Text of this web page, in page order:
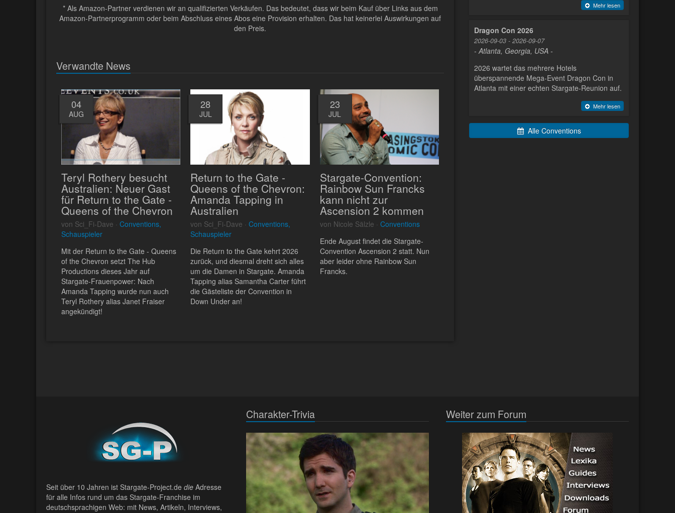
* Als Amazon-Partner verdienen wir an qualifizierten Verkäufen. Das bedeutet, dass wir beim Kauf über Links aus dem
Amazon-Partnerprogramm oder beim Abschluss eines Abos eine Provision erhalten. Das hat keinerlei Auswirkungen auf
den Preis.
Verwandte News
04
AUG
Teryl Rothery besucht
Australien: Neuer Gast
für Return to the Gate -
Queens of the Chevron
von Sci_Fi-Dave · Conventions,
Schauspieler
Mit der Return to the Gate - Queens
of the Chevron setzt The Hub
Productions dieses Jahr auf
Stargate-Frauenpower: Nach
Amanda Tapping wurde nun auch
Teryl Rothery alias Janet Fraiser
angekündigt!
28
JUL
Return to the Gate -
Queens of the Chevron:
Amanda Tapping in
Australien
von Sci_Fi-Dave ·Conventions,
Schauspieler
Die Return to the Gate kehrt 2026
zurück, und diesmal dreht sich alles
um die Damen in Stargate. Amanda
Tapping alias Samantha Carter führt
die Gästeliste der Convention in
Down Under an!
23
JUL
Stargate-Convention:
Rainbow Sun Francks
kann nicht zur
Ascension 2 kommen
von Nicole Sälzle · Conventions
Ende August findet die Stargate-
Convention Ascension 2 statt. Nun
aber leider ohne Rainbow Sun
Francks.
Mehr lesen
Dragon Con 2026
2026-09-03 - 2026-09-07
- Atlanta, Georgia, USA -
2026 wartet das mehrere Hotels
überspannende Mega-Event Dragon Con in
Atlanta mit einer echten Stargate-Reunion auf.
Mehr lesen
Alle Conventions
Seit über 10 Jahren ist Stargate-Project.de die Adresse
für alle Infos rund um das Stargate-Franchise im
deutschsprachigen Web: mit News, Artikeln, Interviews,
Charakter-Trivia Weiter zum Forum